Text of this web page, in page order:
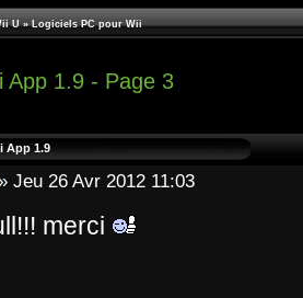
U » Logiciels PC pour Wii
App 1.9 - Page 3
App 1.9
Jeu 26 Avr 2012 11:03
merci